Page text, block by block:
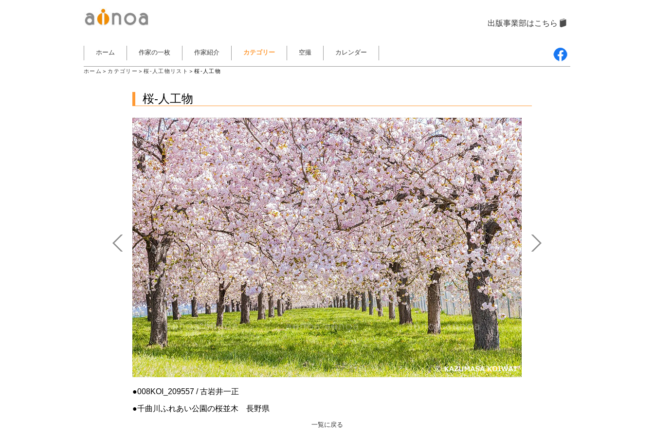
ホーム 作家の一枚 作家紹介 カテゴリー 空撮 カレンダー
出版事業部はこちら
ホーム ＞ カテゴリー ＞桜-人工物リスト ＞桜-人工物
桜-人工物
008KOI_209557 / 古岩井一正
千曲川ふれあい公園の桜並木 長野県
一覧に戻る